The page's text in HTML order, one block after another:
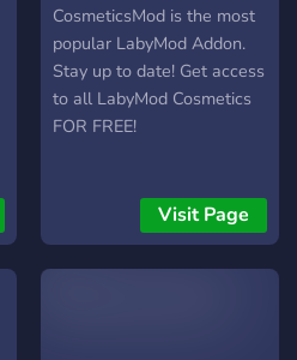
Official
CosmeticsMod is the most
popular LabyMod Addon.
Stay up to date! Get access
to all LabyMod Cosmetics
FOR FREE!
Visit Page